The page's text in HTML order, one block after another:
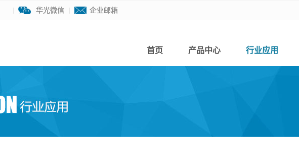
企业邮箱
华光微信 企业邮箱
华光微信
首页 产品中心 行业应用